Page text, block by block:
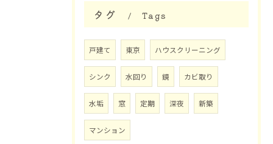
タグ Tags
戸建て 東京 ハウスクリーニング
シンク 水回り 鏡 カビ取り
水垢 窓 定期 深夜 新築
マンション